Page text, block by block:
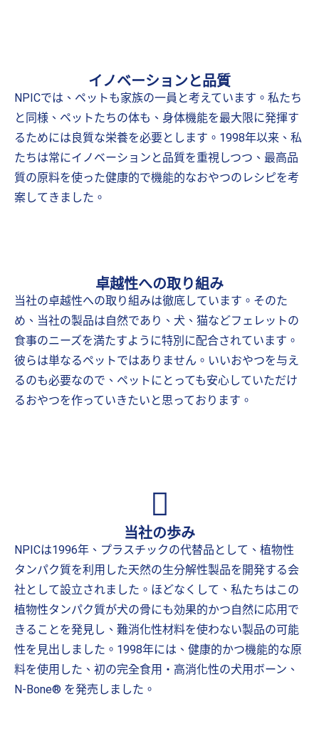
イノベーションと品質
NPICでは、ペットも家族の一員と考えています。私たち
と同様、ペットたちの体も、身体機能を最大限に発揮す
るためには良質な栄養を必要とします。1998年以来、私
たちは常にイノベーションと品質を重視しつつ、最高品
質の原料を使った健康的で機能的なおやつのレシピを考
案してきました。
卓越性への取り組み
当社の卓越性への取り組みは徹底しています。そのた
め、当社の製品は自然であり、犬、猫などフェレットの
食事のニーズを満たすように特別に配合されています。
彼らは単なるペットではありません。いいおやつを与え
るのも必要なので、ペットにとっても安心していただけ
るおやつを作っていきたいと思っております。
当社の歩み
NPICは1996年、プラスチックの代替品として、植物性
タンパク質を利用した天然の生分解性製品を開発する会
社として設立されました。ほどなくして、私たちはこの
植物性タンパク質が犬の骨にも効果的かつ自然に応用で
きることを発見し、難消化性材料を使わない製品の可能
性を見出しました。1998年には、健康的かつ機能的な原
料を使用した、初の完全食用・高消化性の犬用ボーン、
N-Bone® を発売しました。